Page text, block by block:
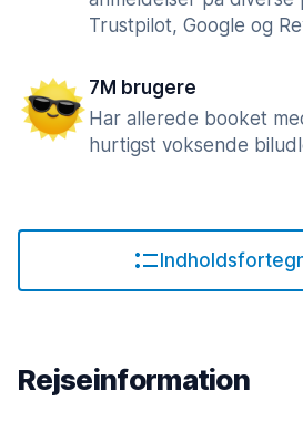
Trustpilot, Google og
7M brugere
Har allerede booket
hurtigst voksende
Rejseinformation